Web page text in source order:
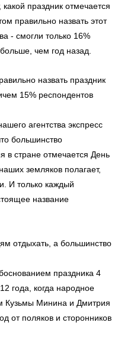
праздник отмечается
правильно назвать этот
- смогли только 16%
чем год назад.
назвать праздник
15% респондентов
агентства экспресс
большинство
в стране отмечается День
земляков полагает,
И только каждый
название
отдыхать, а большинство
праздника 4
года, когда народное
Кузьмы Минина и Дмитрия
от поляков и сторонников